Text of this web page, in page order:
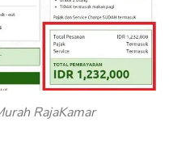
RajaKamar